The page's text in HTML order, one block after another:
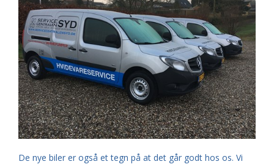
De nye biler er også et tegn på at det går godt hos os. Vi